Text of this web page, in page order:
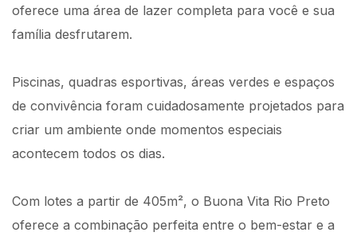
oferece uma área de lazer completa para você e sua
família desfrutarem.
Piscinas, quadras esportivas, áreas verdes e espaços
de convivência foram cuidadosamente projetados para
criar um ambiente onde momentos especiais
acontecem todos os dias.
Com lotes a partir de 405m², o Buona Vita Rio Preto
oferece a combinação perfeita entre o bem-estar e a